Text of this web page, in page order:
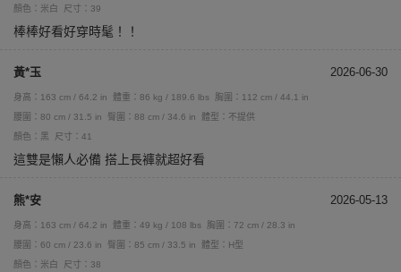
顏色：米白
尺寸：39
棒棒好看好穿時髦！！
黃*玉 2026-06-30
身高：163 cm / 64.2 in 體重：86 kg / 189.6 lbs
胸圍：112 cm / 44.1 in
腰圍：80 cm / 31.5 in
臀圍：88 cm / 34.6 in
體型：不提供
顏色：黑
尺寸：41
這雙是懶人必備 搭上長褲就超好看
熊*安 2026-05-13
身高：163 cm / 64.2 in 體重：49 kg / 108 lbs
胸圍：72 cm / 28.3 in
腰圍：60 cm / 23.6 in
臀圍：85 cm / 33.5 in
體型：H型
顏色：米白
尺寸：38